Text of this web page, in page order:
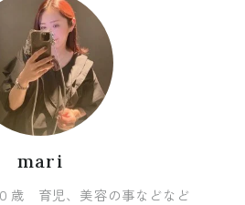
mari
歳 育児、美容の事などなど